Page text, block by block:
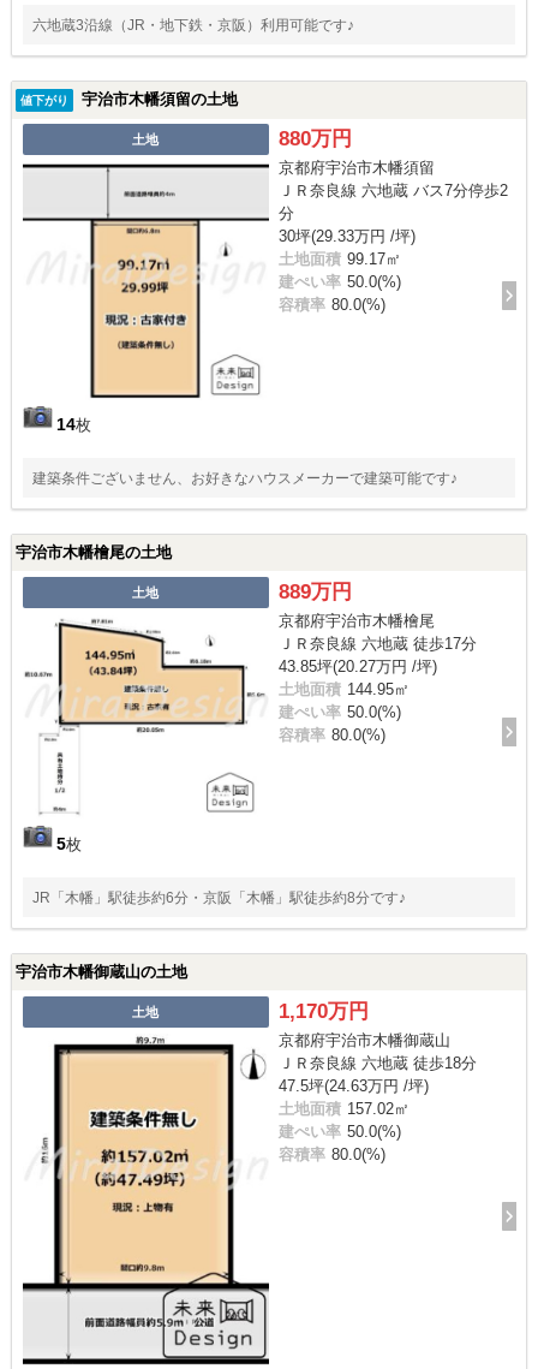
六地蔵3沿線（JR・地下鉄・京阪）利用可能です♪
値下がり 宇治市木幡須留の土地
土地
14枚
880万円
京都府宇治市木幡須留
ＪＲ奈良線 六地蔵 バス7分停歩2
分
30坪(29.33万円 /坪)
土地面積 99.17㎡
建ぺい率 50.0(%)
容積率 80.0(%)
建築条件ございません、お好きなハウスメーカーで建築可能です♪
宇治市木幡檜尾の土地
土地
5枚
889万円
京都府宇治市木幡檜尾
ＪＲ奈良線 六地蔵 徒歩17分
43.85坪(20.27万円 /坪)
土地面積 144.95㎡
建ぺい率 50.0(%)
容積率 80.0(%)
JR「木幡」駅徒歩約6分・京阪「木幡」駅徒歩約8分です♪
宇治市木幡御蔵山の土地
土地 1,170万円
京都府宇治市木幡御蔵山
ＪＲ奈良線 六地蔵 徒歩18分
47.5坪(24.63万円 /坪)
土地面積 157.02㎡
建ぺい率 50.0(%)
容積率 80.0(%)